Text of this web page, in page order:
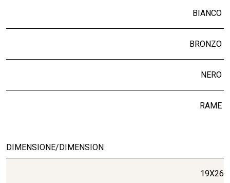
BIANCO
BRONZO
NERO
RAME
DIMENSIONE/DIMENSION
19X26